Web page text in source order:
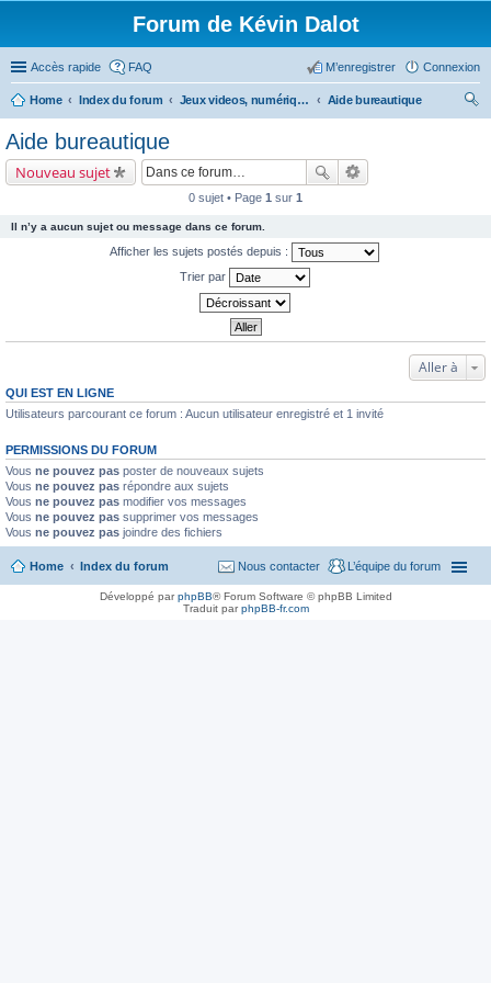
Forum de Kévin Dalot
Accès rapide FAQ Connexion
M’enregistrer
Home Index du forum Jeux videos, numérique, smartphone....
Aide bureautique
Aide bureautique
Nouveau sujet
0 sujet • Page 1 sur 1
Il n’y a aucun sujet ou message dans ce forum.
Afficher les sujets postés depuis :
Trier par
Aller à
QUI EST EN LIGNE
Utilisateurs parcourant ce forum : Aucun utilisateur enregistré et 1 invité
PERMISSIONS DU FORUM
Vous ne pouvez pas poster de nouveaux sujets
Vous ne pouvez pas répondre aux sujets
Vous ne pouvez pas modifier vos messages
Vous ne pouvez pas supprimer vos messages
Vous ne pouvez pas joindre des fichiers
Home Index du forum L’équipe du forum
Nous contacter
Développé parphpBB® Forum Software © phpBB Limited
Traduit parphpBB-fr.com